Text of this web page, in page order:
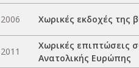
2006 Χωρικές εκδοχές της
2011
Χωρικές επιπτώσεις
Ανατολικής Ευρώπης